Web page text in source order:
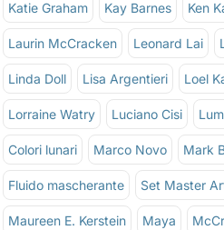
Katie Graham Kay Barnes Ken
Laurin McCracken Leonard Lai
Linda Doll Lisa Argentieri Loel
Lorraine Watry Luciano Cisi
Colori lunari Marco Novo Mark
Fluido mascherante Set Master
Maureen E. Kerstein Maya